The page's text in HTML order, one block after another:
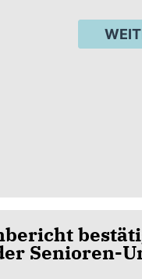
Senioren-